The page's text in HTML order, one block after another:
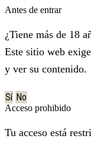
Antes de entrar
¿Tiene más de 18
Este sitio web
y ver su contenido.
Sí No
Acceso prohibido
Tu acceso está